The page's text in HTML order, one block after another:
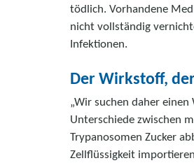
tödlich. Vorhandene
nicht vollständig
Infektionen.
Der Wirkstoff,
„Wir suchen daher
Unterschiede zwischen
Trypanosomen Zucker
Zellflüssigkeit